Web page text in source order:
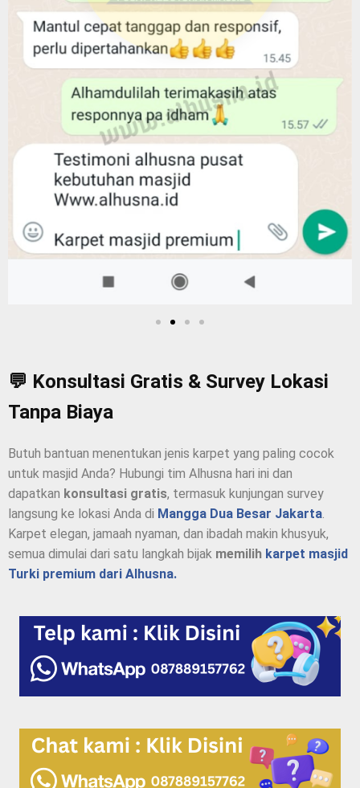
💬 Konsultasi Gratis & Survey Lokasi
Tanpa Biaya
Butuh bantuan menentukan jenis karpet yang paling cocok
untuk masjid Anda? Hubungi tim Alhusna hari ini dan
dapatkan konsultasi gratis, termasuk kunjungan survey
langsung ke lokasi Anda di Mangga Dua Besar Jakarta
Karpet elegan, jamaah nyaman, dan ibadah makin khusyuk,
semua dimulai dari satu langkah bijak memilih karpet masjid
Turki premium dari Alhusna.